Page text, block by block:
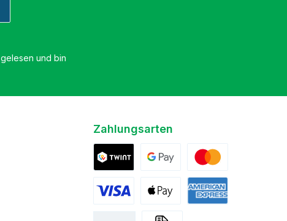
gelesen und bin
Zahlungsarten
Google PayMastercard